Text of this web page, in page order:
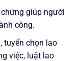
giúp người
công.
tuyển chọn lao
việc, luật lao